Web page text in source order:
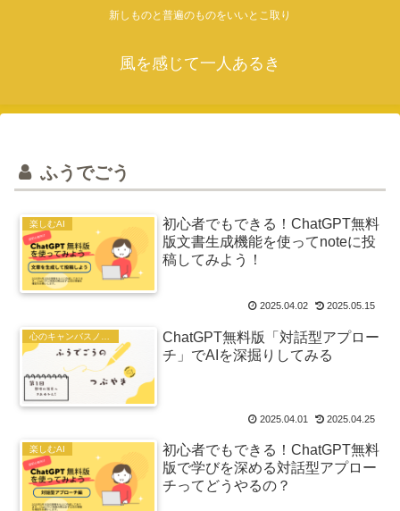
新しものと普遍のものをいいとこ取り
風を感じて一人あるき
ふうでごう
楽しむAI
初心者でもできる！ChatGPT無料
版文書生成機能を使ってnoteに投
稿してみよう！
2025.04.02 2025.05.15
ChatGPT無料版「対話型アプロー
チ」でAIを深掘りしてみる
2025.04.01 2025.04.25
楽しむAI
初心者でもできる！ChatGPT無料
版で学びを深める対話型アプロー
チってどうやるの？